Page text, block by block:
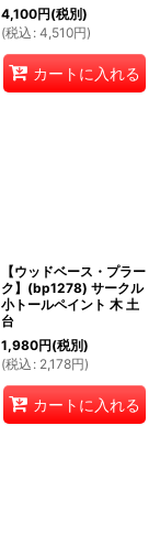
4,100円(税別)
(税込 : 4,510円)
カートに入れる
【ウッドベース・プラー
ク】(bp1278) サークル
小トールペイント 木 土
台
1,980円(税別)
(税込 : 2,178円)
カートに入れる